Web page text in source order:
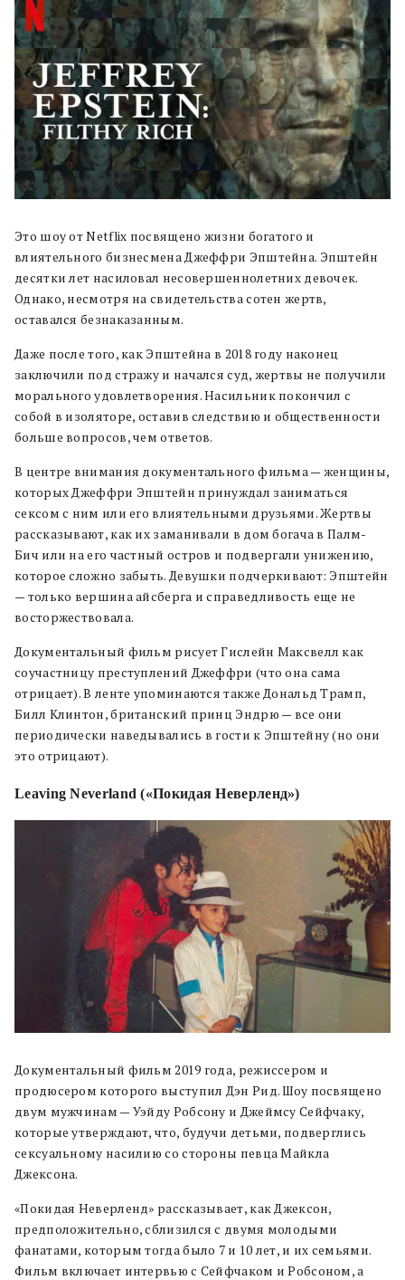
Это шоу от Netflix посвящено жизни богатого и
влиятельного бизнесмена Джеффри Эпштейна. Эпштейн
десятки лет насиловал несовершеннолетних девочек.
Однако, несмотря на свидетельства сотен жертв,
оставался безнаказанным.
Даже после того, как Эпштейна в 2018 году наконец
заключили под стражу и начался суд, жертвы не получили
морального удовлетворения. Насильник покончил с
собой в изоляторе, оставив следствию и общественности
больше вопросов, чем ответов.
В центре внимания документального фильма — женщины,
которых Джеффри Эпштейн принуждал заниматься
сексом с ним или его влиятельными друзьями. Жертвы
рассказывают, как их заманивали в дом богача в Палм-
Бич или на его частный остров и подвергали унижению,
которое сложно забыть. Девушки подчеркивают: Эпштейн
— только вершина айсберга и справедливость еще не
восторжествовала.
Документальный фильм рисует Гислейн Максвелл как
соучастницу преступлений Джеффри (что она сама
отрицает). В ленте упоминаются также Дональд Трамп,
Билл Клинтон, британский принц Эндрю — все они
периодически наведывались в гости к Эпштейну (но они
это отрицают).
Leaving Neverland («Покидая Неверленд»)
Документальный фильм 2019 года, режиссером и
продюсером которого выступил Дэн Рид. Шоу посвящено
двум мужчинам — Уэйду Робсону и Джеймсу Сейфчаку,
которые утверждают, что, будучи детьми, подверглись
сексуальному насилию со стороны певца Майкла
Джексона.
«Покидая Неверленд» рассказывает, как Джексон,
предположительно, сблизился с двумя молодыми
фанатами, которым тогда было 7 и 10 лет, и их семьями.
Фильм включает интервью с Сейфчаком и Робсоном, а